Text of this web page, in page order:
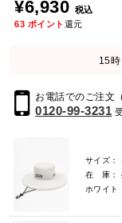
¥6,930 税込
63 ポイント 還元
15
お電話でのご注文
0120-99-3231
サイズ：
在 庫：
ホワイト